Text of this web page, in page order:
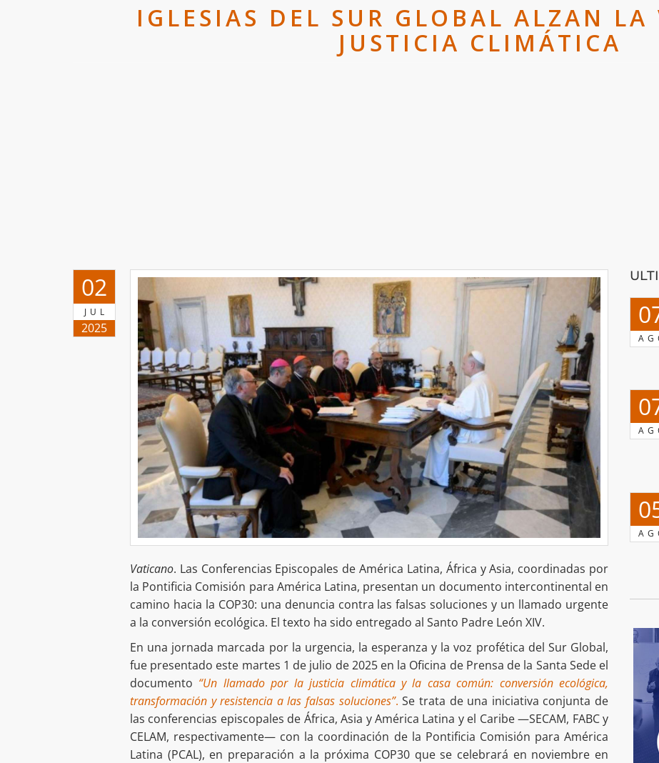
IGLESIAS DEL SUR GLOBAL ALZAN LA
JUSTICIA CLIMÁTICA
02
JUL
2025
Vaticano. Las Conferencias Episcopales de América Latina, África y Asia, coordinadas por
la Pontificia Comisión para América Latina, presentan un documento intercontinental en
camino hacia la COP30: una denuncia contra las falsas soluciones y un llamado urgente
a la conversión ecológica. El texto ha sido entregado al Santo Padre León XIV.
En una jornada marcada por la urgencia, la esperanza y la voz profética del Sur Global,
fue presentado este martes 1 de julio de 2025 en la Oficina de Prensa de la Santa Sede el
documento “Un llamado por la justicia climática y la casa común: conversión ecológica,
transformación y resistencia a las falsas soluciones”. Se trata de una iniciativa conjunta de
las conferencias episcopales de África, Asia y América Latina y el Caribe —SECAM, FABC y
CELAM, respectivamente— con la coordinación de la Pontificia Comisión para América
Latina (PCAL), en preparación a la próxima COP30 que se celebrará en noviembre en